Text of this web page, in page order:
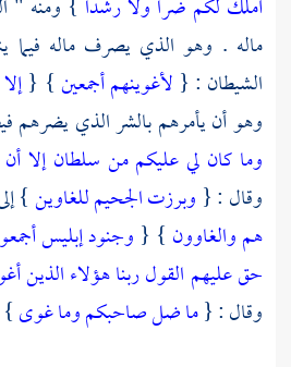
أملك لكم ضرا ولا رشدا } ومنه "
ماله . وهو الذي يصرف ماله فيما
الشيطان : { لأغوينهم أجمعين} {
وهو أن يأمرهم بالشر الذي يضرهم
وما كان لي عليكم من سلطان إلا
وقال : { وبرزت الجحيم للغاوين}
هم والغاوون } { وجنود إبليس
حق عليهم القول ربنا هؤلاء الذين
وقال : {ما ضل صاحبكم وما غوى.